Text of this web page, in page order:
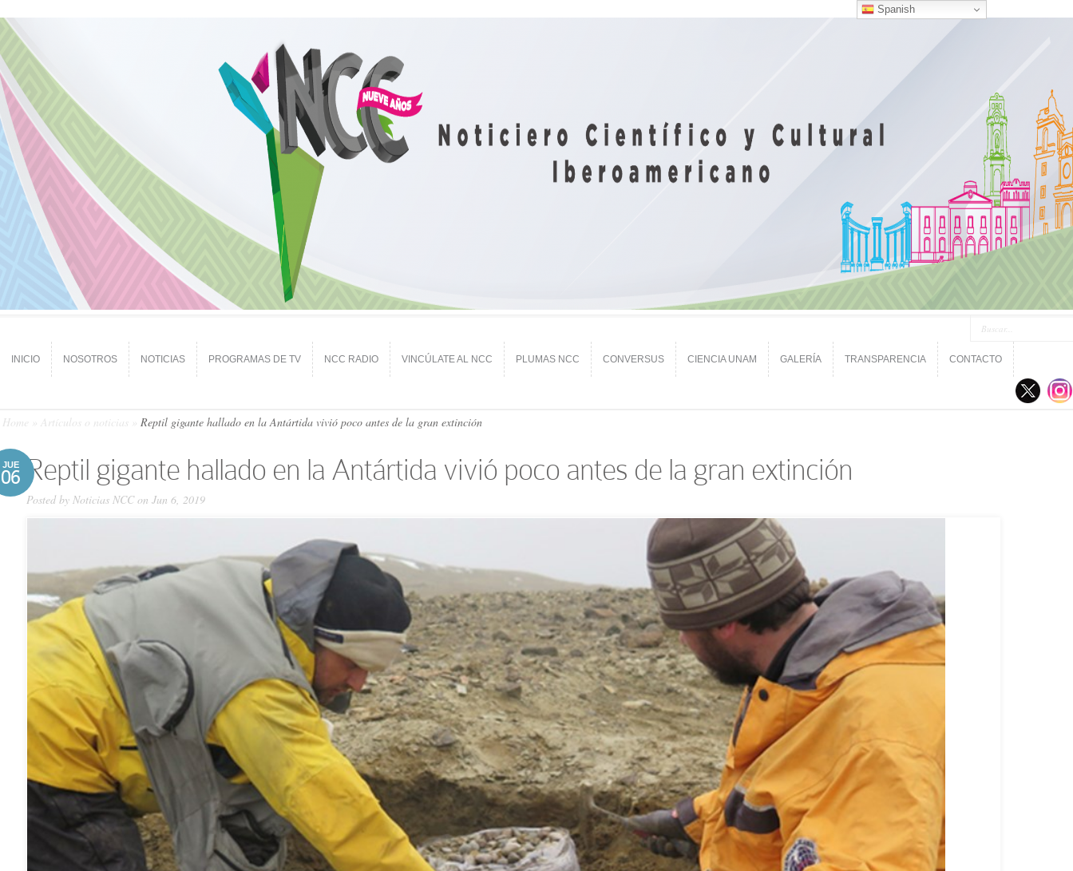
INICIO NOSOTROS NOTICIAS PROGRAMAS DE TV NCC RADIO VINCÚLATE AL NCC PLUMAS NCC CONVERSUS CIENCIA UNAM GALERÍA TRANSPARENCIA CONTACTO
Home Artículos o noticias Reptil gigante hallado en la Antártida vivió poco antes de la gran extinción
JUE
06 Reptil gigante hallado en la Antártida vivió poco antes de la gran extinción
Posted by Noticias NCCon Jun 6, 2019
Spanish